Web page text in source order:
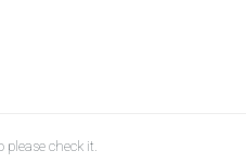
check it.